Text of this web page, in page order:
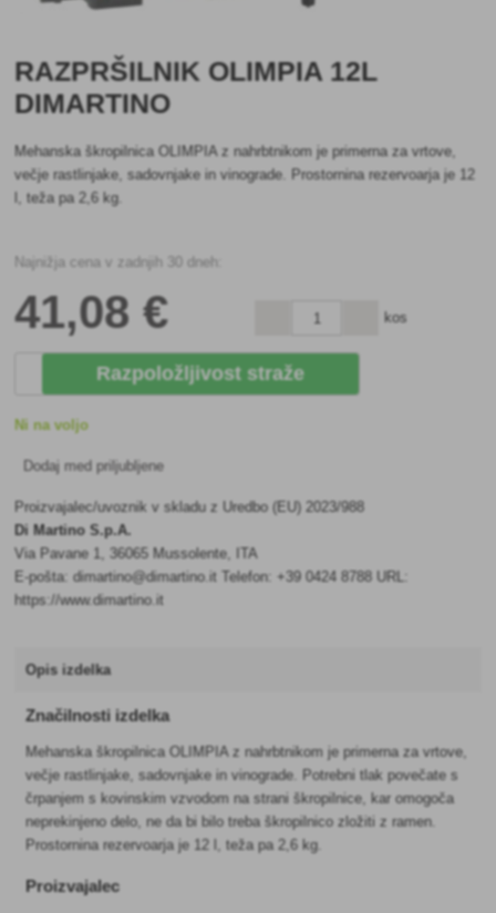
RAZPRŠILNIK OLIMPIA 12L
DIMARTINO
Mehanska škropilnica OLIMPIA z nahrbtnikom je primerna za vrtove,
večje rastlinjake, sadovnjake in vinograde. Prostornina rezervoarja je 12
l, teža pa 2,6 kg.
Najnižja cena v zadnjih 30 dneh:
41,08 € kos
Razpoložljivost straže
Ni na voljo
Dodaj med priljubljene
Proizvajalec/uvoznik v skladu z Uredbo (EU) 2023/988
Di Martino S.p.A.
Via Pavane 1, 36065 Mussolente, ITA
E-pošta: dimartino@dimartino.it Telefon: +39 0424 8788 URL:
https://www.dimartino.it
Opis izdelka
Značilnosti izdelka
Mehanska škropilnica OLIMPIA z nahrbtnikom je primerna za vrtove,
večje rastlinjake, sadovnjake in vinograde. Potrebni tlak povečate s
črpanjem s kovinskim vzvodom na strani škropilnice, kar omogoča
neprekinjeno delo, ne da bi bilo treba škropilnico zložiti z ramen.
Prostornina rezervoarja je 12 l, teža pa 2,6 kg.
Proizvajalec